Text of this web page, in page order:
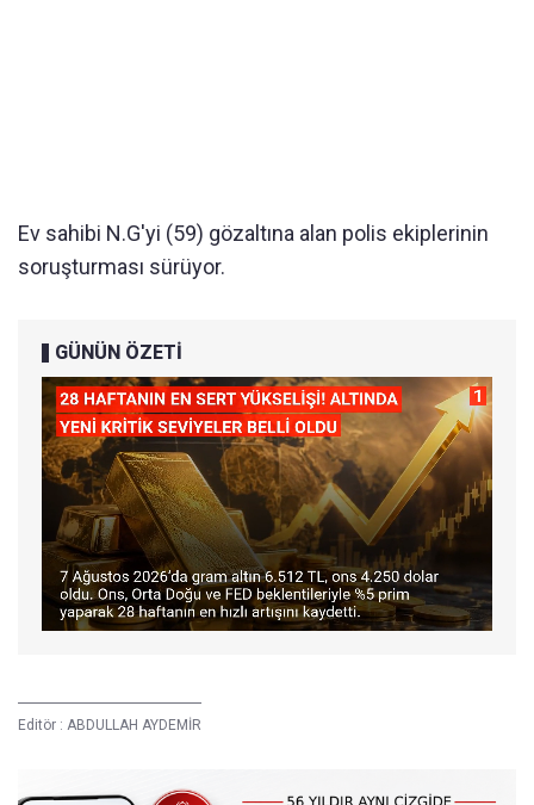
Ev sahibi N.G'yi (59) gözaltına alan polis ekiplerinin
soruşturması sürüyor.
GÜNÜN ÖZETİ
Editör : ABDULLAH AYDEMİR